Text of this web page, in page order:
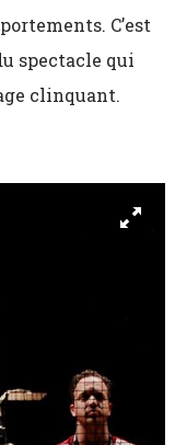
C’est
spectacle qui
clinquant.